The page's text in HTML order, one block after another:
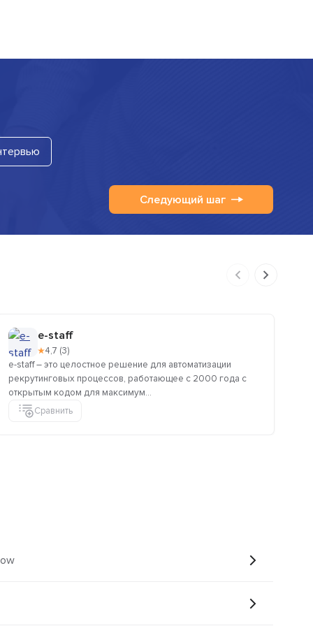
Следующий шаг
e-staff
★4,7 (3)
e-staff – это целостное решение для автоматизации
рекрутинговых процессов, работающее с 2000 года с
открытым кодом для максимум...
Сравнить